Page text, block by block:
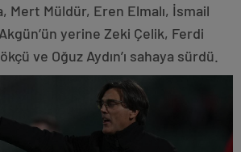
Mert Müldür, Eren Elmalı, İsmail
yerine Zeki Çelik, Ferdi
ve Oğuz Aydın’ı sahaya sürdü.